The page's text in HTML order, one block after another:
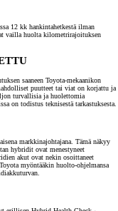
12 kk hankintahetkestä ilman
vailla huolta kilometrirajoituksen
saaneen Toyota-mekaanikon
puutteet tai viat on korjattu ja
turvallisia ja huolettomia
on todistus teknisestä tarkastuksesta.
markkinajohtajana. Tämä näkyy
hybridit ovat menestyneet
akut ovat nekin osoittaneet
myöntääkin huolto-ohjelmansa